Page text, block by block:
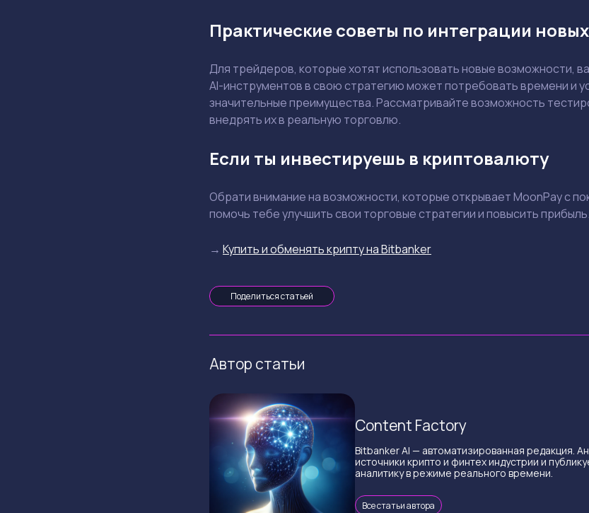
Практические советы по интеграции
Для трейдеров, которые хотят использовать новые возможности,
AI-инструментов в свою стратегию может потребовать времени и
значительные преимущества. Рассматривайте возможность
внедрять их в реальную торговлю.
Если ты инвестируешь в криптовалюту
Обрати внимание на возможности, которые открывает MoonPay с
помочь тебе улучшить свои торговые стратегии и повысить прибыль.
→ Купить и обменять крипту на Bitbanker
Поделиться статьей
Автор статьи
Content Factory
Bitbanker AI — автоматизированная редакция.
источники крипто и финтех индустрии и
аналитику в режиме реального времени.
Все статьи автора
Смотреть
Смотреть